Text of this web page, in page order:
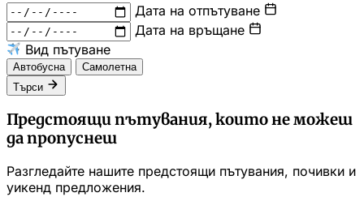
Дата на отпътуване
Дата на връщане
Вид пътуване
Автобусна
Самолетна
Търси
Предстоящи пътувания, които не можеш
да пропуснеш
Разгледайте нашите предстоящи пътувания, почивки и
уикенд предложения.